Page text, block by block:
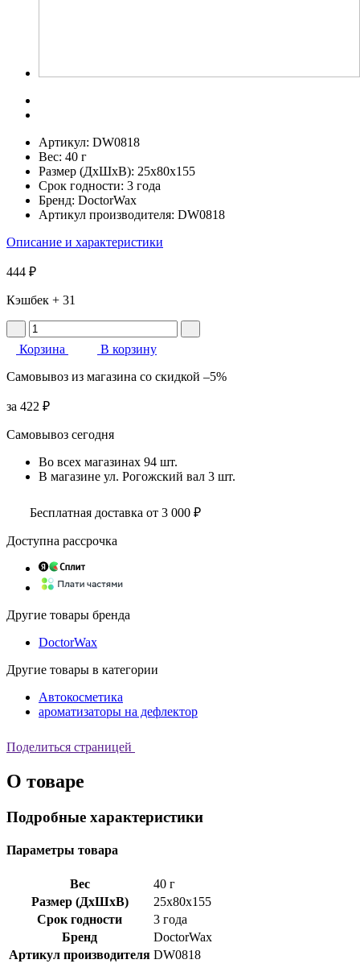
Артикул: DW0818
Вес: 40 г
Размер (ДхШхВ): 25x80x155
Срок годности: 3 года
Бренд: DoctorWax
Артикул производителя: DW0818
Описание и характеристики
444 ₽
Кэшбек + 31
Корзина
В корзину
Самовывоз из магазина со скидкой –5%
за 422 ₽
Самовывоз сегодня
Во всех магазинах 94 шт.
В магазине ул. Рогожский вал 3 шт.
Бесплатная доставка от 3 000 ₽
Доступна рассрочка
Другие товары бренда
DoctorWax
Другие товары в категории
Автокосметика
ароматизаторы на дефлектор
Поделиться страницей
О товаре
Подробные характеристики
Параметры товара
Вес
40 г
Размер (ДхШхВ)
25x80x155
Срок годности
3 года
Бренд
DoctorWax
Артикул производителя DW0818